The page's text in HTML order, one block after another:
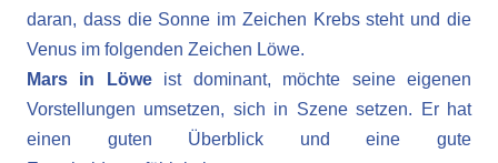
daran, dass die Sonne im Zeichen Krebs steht und die
Venus im folgenden Zeichen Löwe.
Mars in Löwe ist dominant, möchte seine eigenen
Vorstellungen umsetzen, sich in Szene setzen. Er hat
einen guten Überblick und eine gute